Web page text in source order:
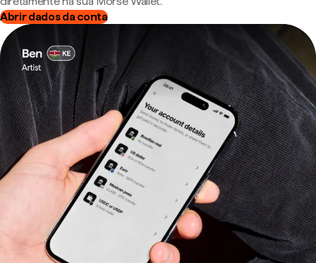
Abrir dados da conta